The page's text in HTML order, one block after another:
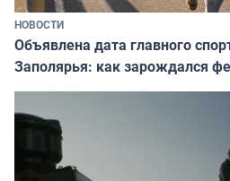
НОВОСТИ
Объявлена дата главного
Заполярья: как зарождался